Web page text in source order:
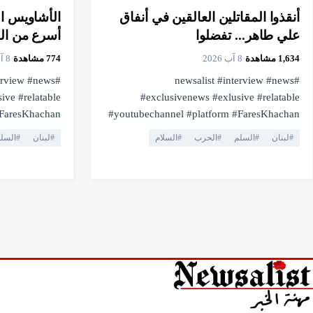
أنقذوا المقاتلين العالقين في أنفاق
علي طاهر... تفضلوا
1,634 مشاهدة·8 آب 2026
#newsalist #interview #news
#exclusivenews #exlusive #relatable
#youtubechannel #platform #FaresKhachan
#لبنان # السلم # الحرب # السلام
الأشاويس
أسرع من
774 مشاهدة·8 آب 2026
#news
#relatable
#لبنان #